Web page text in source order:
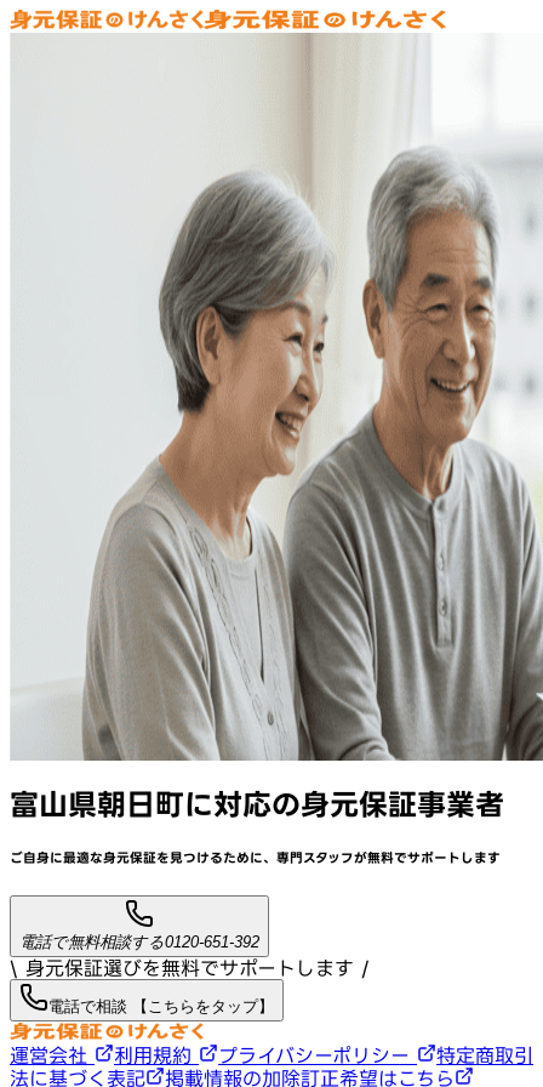
富山県朝日町に対応の身元保証事業者
ご自身に最適な身元保証を見つけるために、 専門スタッフが無料でサポートします
電話で無料相談する0120-651-392
\ 身元保証選びを無料でサポートします /
電話で相談 【こちらをタップ】
運営会社 利用規約 プライバシーポリシー
特定商取引
法に基づく表記
掲載情報の加除訂正希望はこちら